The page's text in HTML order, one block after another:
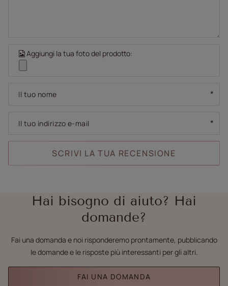
Aggiungi la tua foto del prodotto:
Il tuo nome
Il tuo indirizzo e-mail
SCRIVI LA TUA RECENSIONE
Hai bisogno di aiuto? Hai
domande?
Fai una domanda e noi risponderemo prontamente, pubblicando
le domande e le risposte più interessanti per gli altri.
FAI UNA DOMANDA